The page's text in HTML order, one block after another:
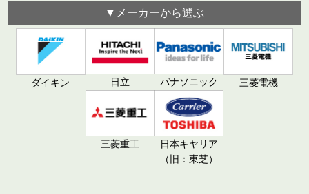
▼メーカーから選ぶ
ダイキン 日立 パナソニック 三菱電機
三菱重工
日本キヤリア
（旧：東芝）